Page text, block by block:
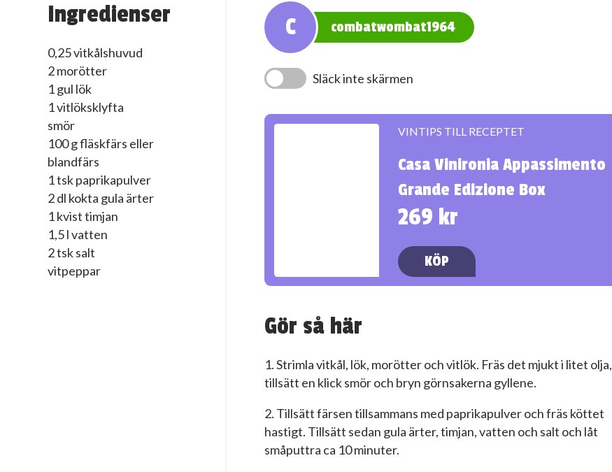
Ingredienser
0,25 vitkålshuvud
2 morötter
1 gul lök
1 vitlöksklyfta
smör
100 g fläskfärs eller
blandfärs
1 tsk paprikapulver
2 dl kokta gula ärter
1 kvist timjan
1,5 l vatten
2 tsk salt
vitpeppar
C combatwombat1964
Släck inte skärmen
VINTIPS TILL RECEPTET
Casa Vinironia Appassimento
Grande Edizione Box
269 kr
KÖP
Gör så här
1. Strimla vitkål, lök, morötter och vitlök. Fräs det mjukt i litet olja,
tillsätt en klick smör och bryn görnsakerna gyllene.
2. Tillsätt färsen tillsammans med paprikapulver och fräs köttet
hastigt. Tillsätt sedan gula ärter, timjan, vatten och salt och låt
småputtra ca 10 minuter.